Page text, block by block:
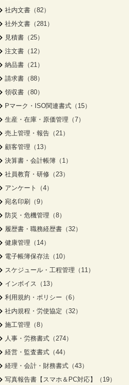
社内文書（82）
社外文書（281）
見積書（25）
注文書（12）
納品書（21）
請求書（88）
領収書（80）
Pマーク・ISO関連書式（15）
生産・在庫・原価管理（7）
売上管理・報告（21）
顧客管理（13）
決算書・会計帳簿（1）
社員教育・研修（23）
アンケート（4）
宛名印刷（9）
防災・危機管理（8）
履歴書・職務経歴書（32）
健康管理（14）
電子帳簿保存法（10）
スケジュール・工程管理（11）
インボイス（13）
利用規約・ポリシー（6）
社内規程・労使協定（32）
施工管理（8）
人事・労務書式（274）
経営・監査書式（44）
経理・会計・財務書式（43）
写真報告書【スマホ＆PC対応】（19）